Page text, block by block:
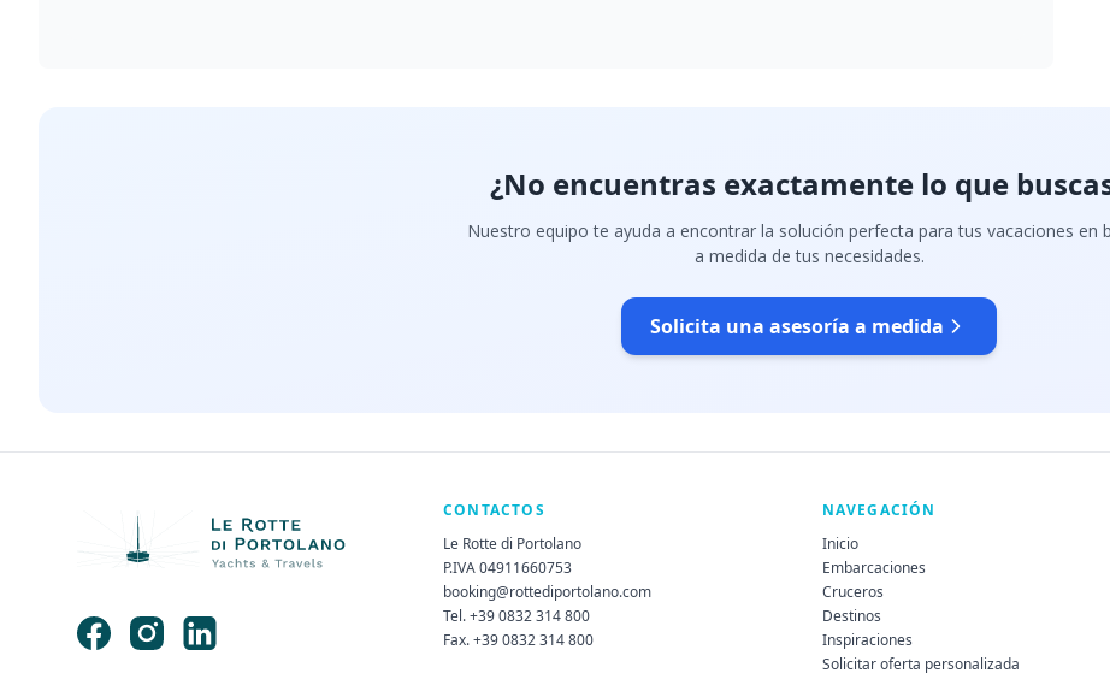
¿No encuentras exactamente lo que
Nuestro equipo te ayuda a encontrar la solución perfecta para tus vacaciones en
a medida de tus necesidades.
Solicita una asesoría a medida
CONTACTOS
Le Rotte di Portolano
P.IVA 04911660753
booking@rottediportolano.com
Tel. +39 0832 314 800
Fax. +39 0832 314 800
NAVEGACIÓN
Inicio
Embarcaciones
Cruceros
Destinos
Inspiraciones
Solicitar oferta personalizada